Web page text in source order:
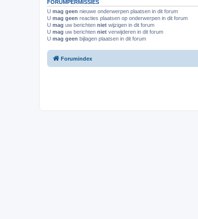
FORUMPERMISSIES
U mag geen nieuwe onderwerpen plaatsen in dit forum
U mag geen reacties plaatsen op onderwerpen in dit forum
U mag uw berichten niet wijzigen in dit forum
U mag uw berichten niet verwijderen in dit forum
U mag geen bijlagen plaatsen in dit forum
Forumindex